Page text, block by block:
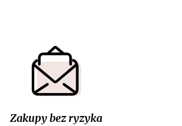
Zakupy bez ryzyka